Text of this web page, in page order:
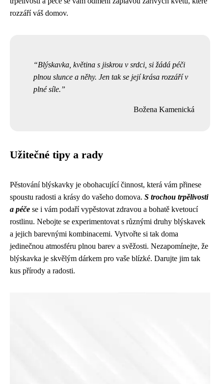
rozzáří váš domov.
Blýskavka, květina s jiskrou v srdci, si žádá péči
plnou slunce a něhy. Jen tak se její krása rozzáří v
plné síle.
Božena Kamenická
Užitečné tipy a rady
Pěstování blýskavky je obohacující činnost, která vám přinese
spoustu radosti a krásy do vašeho domova. S trochou trpělivosti
a péče se i vám podaří vypěstovat zdravou a bohatě kvetoucí
rostlinu. Nebojte se experimentovat s různými druhy blýskavek
a jejich barevnými kombinacemi. Vytvořte si tak doma
jedinečnou atmosféru plnou barev a svěžosti. Nezapomínejte, že
blýskavka je skvělým dárkem pro vaše blízké. Darujte jim tak
kus přírody a radosti.